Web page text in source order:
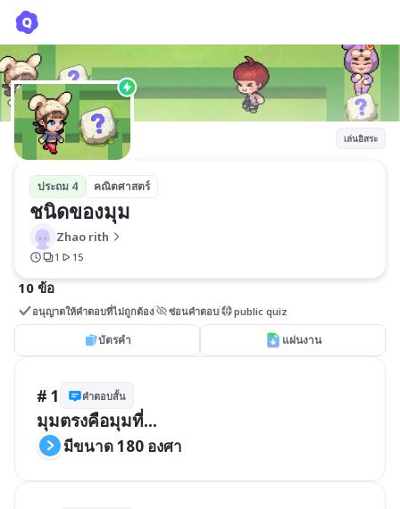
เล่นอิสระ
ประถม 4 คณิตศาสตร์
ชนิดของมุม
Zhao rith
1 15
10 ข้อ
อนุญาตให้คำตอบที่ไม่ถูกต้อง ซ่อนคำตอบ public quiz
บัตรคำ แผ่นงาน
# 1 คำตอบสั้น
มุมตรงคือมุมที่...
มีขนาด 180 องศา